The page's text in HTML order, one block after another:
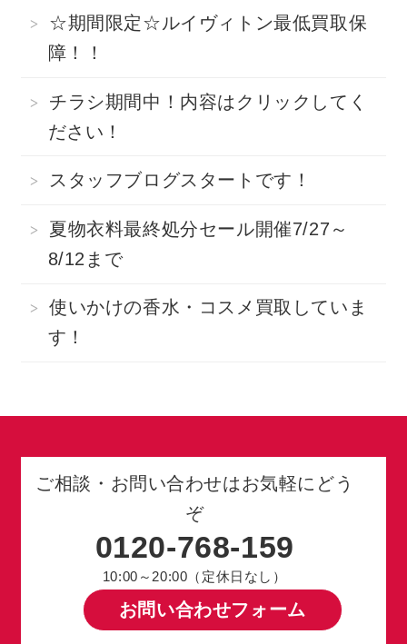
☆期間限定☆ルイヴィトン最低買取保
障！！
チラシ期間中！内容はクリックしてく
ださい！
スタッフブログスタートです！
夏物衣料最終処分セール開催7/27～
8/12まで
使いかけの香水・コスメ買取していま
す！
ご相談・お問い合わせはお気軽にどう
ぞ
0120-768-159
10:00～20:00（定休日なし）
お問い合わせフォーム